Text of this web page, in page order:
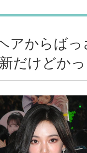
アからば
だけどか